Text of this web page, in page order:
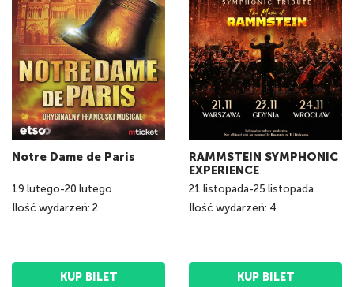
Notre Dame de Paris
19 lutego-20 lutego
Ilość wydarzeń: 2
KUP BILET
RAMMSTEIN SYMPHONIC
EXPERIENCE
21 listopada-25 listopada
Ilość wydarzeń: 4
KUP BILET